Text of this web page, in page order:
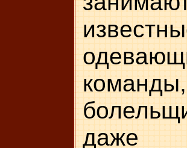
даже